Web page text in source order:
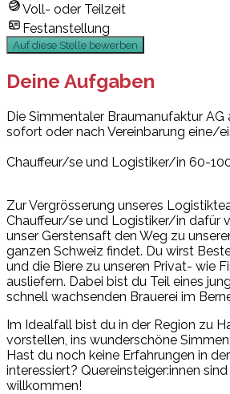
Voll- oder Teilzeit
Festanstellung
Auf diese Stelle bewerben
Deine Aufgaben
Die Simmentaler Braumanufaktur AG
sofort oder nach Vereinbarung eine/
Chauffeur/se und Logistiker/in 60-
Zur Vergrösserung unseres
Chauffeur/se und Logistiker/in dafür
unser Gerstensaft den Weg zu
ganzen Schweiz findet. Du wirst
und die Biere zu unseren Privat- wie
ausliefern. Dabei bist du Teil eines
schnell wachsenden Brauerei im
Im Idealfall bist du in der Region zu
vorstellen, ins wunderschöne
Hast du noch keine Erfahrungen in
interessiert? Quereinsteiger:innen
willkommen!